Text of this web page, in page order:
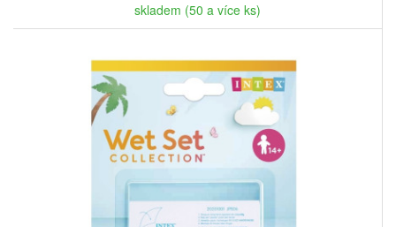
skladem (50 a více ks)